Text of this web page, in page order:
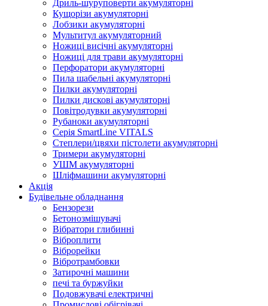
Дриль-шуруповерти акумуляторні
Кущорізи акумуляторні
Лобзики акумуляторні
Мультитул акумуляторний
Ножиці висічні акумуляторні
Ножиці для трави акумуляторні
Перфоратори акумуляторні
Пила шабельні акумуляторні
Пилки акумуляторні
Пилки дискові акумуляторні
Повітродувки акумуляторні
Рубаноки акумуляторні
Серія SmartLine VITALS
Степлери/цвяхи пістолети акумуляторні
Тримери акумуляторні
УШМ акумуляторні
Шліфмашини акумуляторні
Акція
Будівельне обладнання
Бензорези
Бетонозмішувачі
Вібратори глибинні
Віброплити
Віброрейки
Вібротрамбовки
Затирочні машини
печі та буржуйки
Подовжувачі електричні